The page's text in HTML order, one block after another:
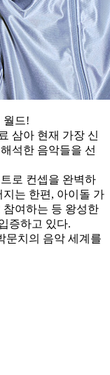
월드!
삼아 현재 가장 신
석한 음악들을 선
로 컨셉을 완벽하
는 한편, 아이돌 가
여하는 등 왕성한
증하고 있다.
문치의 음악 세계를